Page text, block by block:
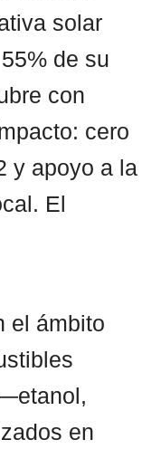
solar
de su
con
cero
y apoyo a la
El
el ámbito
en